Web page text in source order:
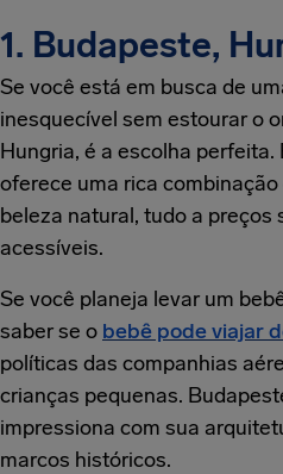
1. Budapeste,
Se você está em busca de
inesquecível sem estourar o
Hungria, é a escolha
oferece uma rica
beleza natural, tudo a
acessíveis.
Se você planeja levar um
saber se o bebê pode viajar
políticas das companhias
crianças pequenas.
impressiona com sua
marcos históricos.